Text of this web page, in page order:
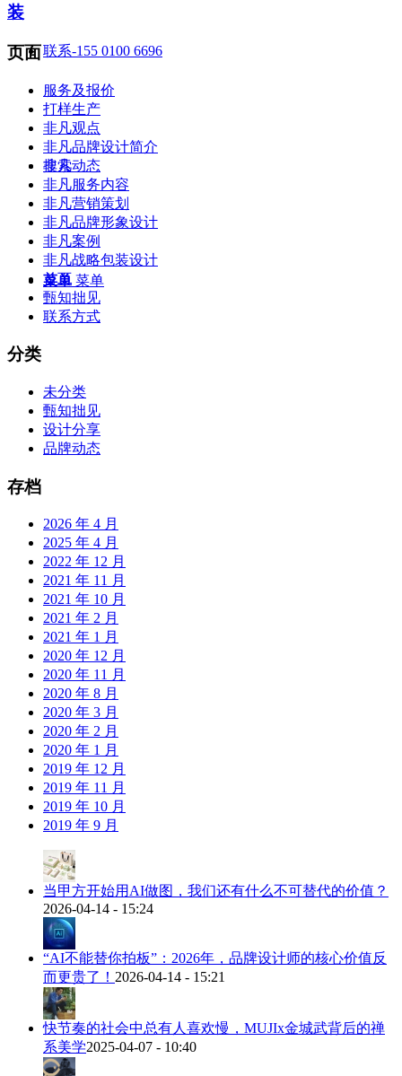
联系-155 0100 6696
搜索
菜单 菜单
装
页面
服务及报价
打样生产
非凡观点
非凡品牌设计简介
非凡动态
非凡服务内容
非凡营销策划
非凡品牌形象设计
非凡案例
非凡战略包装设计
首页
甄知拙见
联系方式
分类
未分类
甄知拙见
设计分享
品牌动态
存档
2026 年 4 月
2025 年 4 月
2022 年 12 月
2021 年 11 月
2021 年 10 月
2021 年 2 月
2021 年 1 月
2020 年 12 月
2020 年 11 月
2020 年 8 月
2020 年 3 月
2020 年 2 月
2020 年 1 月
2019 年 12 月
2019 年 11 月
2019 年 10 月
2019 年 9 月
当甲方开始用AI做图，我们还有什么不可替代的价值？
2026-04-14 - 15:24
“AI不能替你拍板”：2026年，品牌设计师的核心价值反
而更贵了！ 2026-04-14 - 15:21
快节奏的社会中总有人喜欢慢，MUJIx金城武背后的禅
系美学2025-04-07 - 10:40